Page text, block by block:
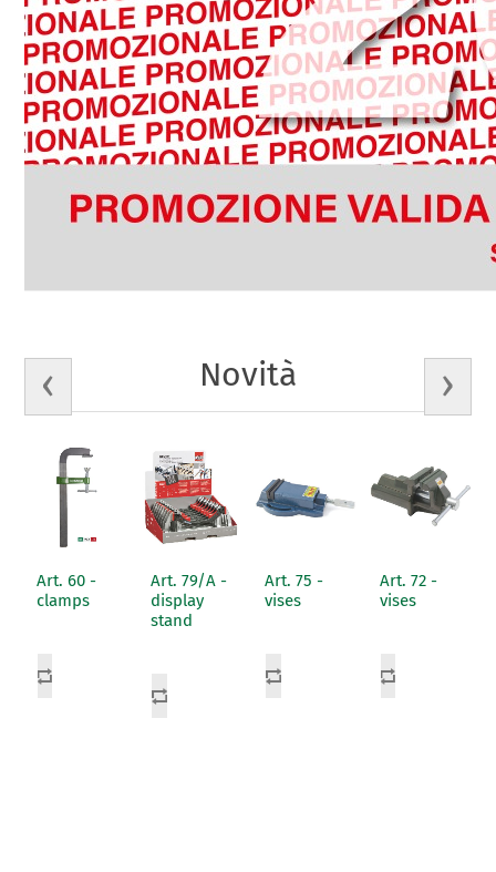
Novità
Art. 60 -
clamps
Art. 79/A -
display
stand
Art. 75 -
vises
Art. 72 -
vises
‹ ›